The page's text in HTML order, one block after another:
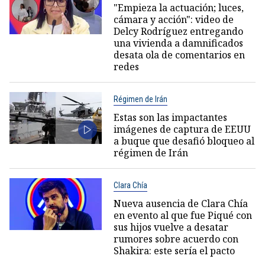
"Empieza la actuación; luces,
cámara y acción": video de
Delcy Rodríguez entregando
una vivienda a damnificados
desata ola de comentarios en
redes
Régimen de Irán
Estas son las impactantes
imágenes de captura de EEUU
a buque que desafió bloqueo al
régimen de Irán
Clara Chía
Nueva ausencia de Clara Chía
en evento al que fue Piqué con
sus hijos vuelve a desatar
rumores sobre acuerdo con
Shakira: este sería el pacto